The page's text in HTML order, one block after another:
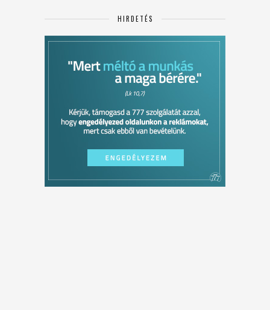
HIRDETÉS